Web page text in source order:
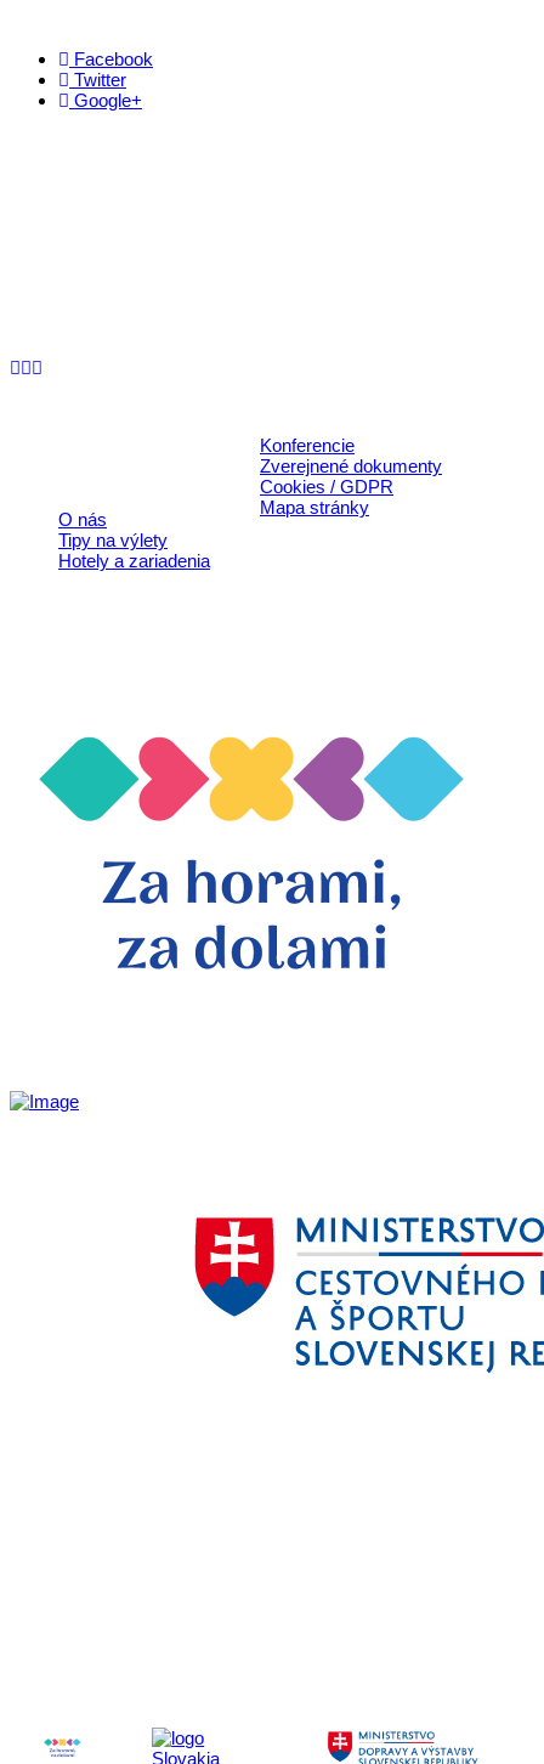
Facebook
Twitter
Google+
O nás
Tipy na výlety
Hotely a zariadenia
Konferencie
Zverejnené dokumenty
Cookies / GDPR
Mapa stránky